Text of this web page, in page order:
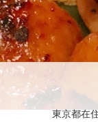
東京都在